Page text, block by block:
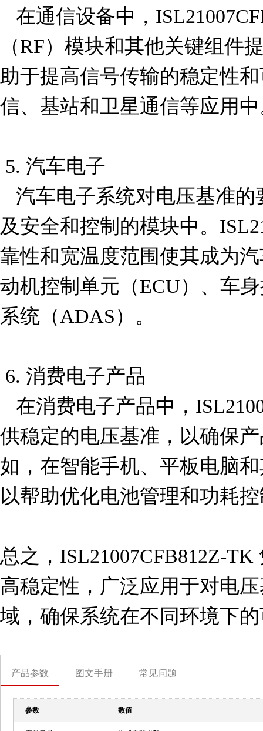
（RF）模块和其他关键组件
助于提高信号传输的稳定性
信、基站和卫星通信等应用
及安全和控制的模块中。
靠性和宽温度范围使其成为
动机控制单元（ECU）、车
系统（ADAS）。
供稳定的电压基准，以确保
如，在智能手机、平板电脑
以帮助优化电池管理和功耗
总之，ISL21007CFB812Z-
高稳定性，广泛应用于对电
域，确保系统在不同环境下
产品参数 图文手册 常见问题
参数 数值